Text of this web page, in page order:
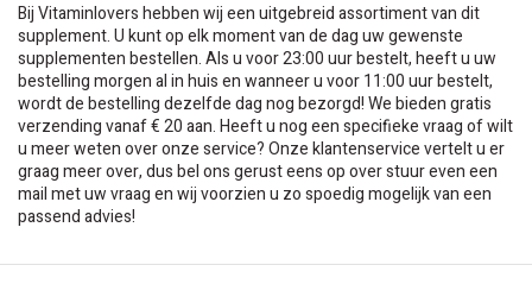
Bij Vitaminlovers hebben wij een uitgebreid assortiment van dit
supplement. U kunt op elk moment van de dag uw gewenste
supplementen bestellen. Als u voor 23:00 uur bestelt, heeft u uw
bestelling morgen al in huis en wanneer u voor 11:00 uur bestelt,
wordt de bestelling dezelfde dag nog bezorgd! We bieden gratis
verzending vanaf € 20 aan. Heeft u nog een specifieke vraag of wilt
u meer weten over onze service? Onze klantenservice vertelt u er
graag meer over, dus bel ons gerust eens op over stuur even een
mail met uw vraag en wij voorzien u zo spoedig mogelijk van een
passend advies!